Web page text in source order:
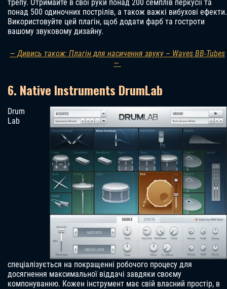
трепу. Отримайте в свої руки понад 200 семплів перкусії та
понад 500 одиночних пострілів, а також важкі вибухові ефекти.
Використовуйте цей плагін, щоб додати фарб та гостроти
вашому звуковому дизайну.
— Дивись також: Плагін для насичення звуку – Waves BB-Tubes
—
6. Native Instruments DrumLab
Drum
Lab
спеціалізується на покращенні робочого процесу для
досягнення максимальної віддачі завдяки своєму
компонуванню. Кожен інструмент має свій власний простір, в